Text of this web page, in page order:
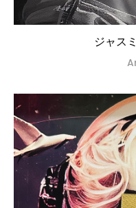
ジャス